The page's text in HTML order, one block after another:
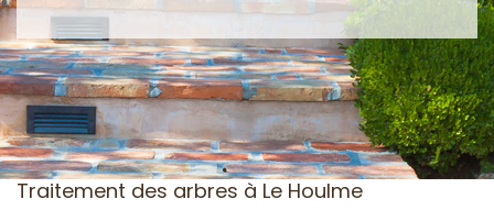
Traitement des arbres à Le Houlme